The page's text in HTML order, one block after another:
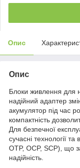
Опис
Опис
Блоки живлення для
надійний адаптер
акумулятор під час
компактність
Для безпечної
сучасні технології
OTP, OCP, SCP), що
надійність.